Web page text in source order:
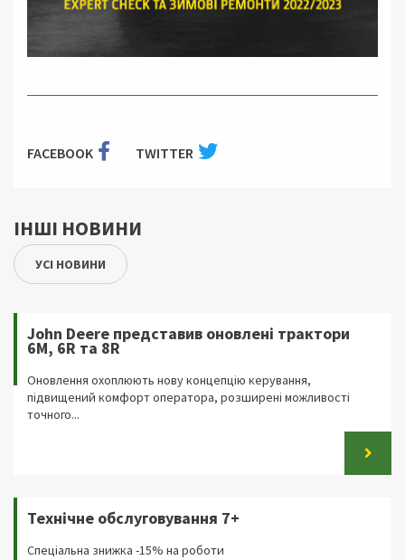
FACEBOOK TWITTER
ІНШІ НОВИНИ
УСІ НОВИНИ
John Deere представив оновлені трактори
6M, 6R та 8R
Оновлення охоплюють нову концепцію керування,
підвищений комфорт оператора, розширені можливості
точного...
Технічне обслуговування 7+
Спеціальна знижка -15% на роботи